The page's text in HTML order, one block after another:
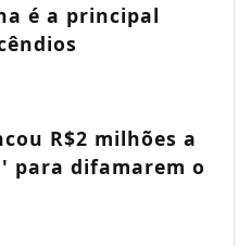
é a principal
R$2 milhões a
para difamarem o